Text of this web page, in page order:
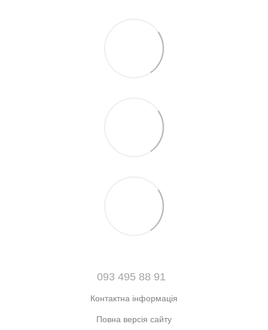
093 495 88 91
Контактна інформація
Повна версія сайту